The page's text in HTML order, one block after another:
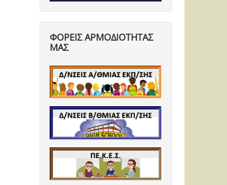
ΦΟΡΕΙΣ ΑΡΜΟΔΙΟΤΗΤΑΣ
ΜΑΣ